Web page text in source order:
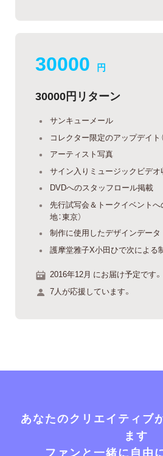
30000 円
30000円リターン
サンキューメール
コレクター限定のアップデイト
アーティスト写真
サイン入りミュージックビデオ
DVDへのスタッフロール掲載
先行試写会＆トークイベントへ
地：東京）
制作に使用したデザインデータ
護摩堂雅子X小田ひで次による
2016年12月 にお届け予定です。
7人が応援しています。
あなたのクリエイティブ
ます
ファンと一緒に自由